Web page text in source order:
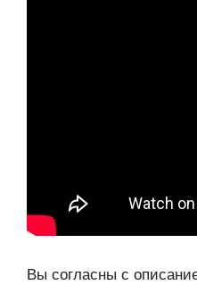
Вы согласны с